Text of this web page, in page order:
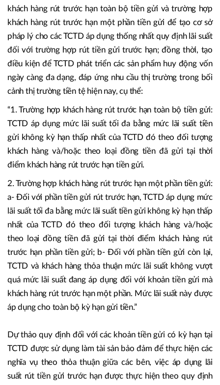
khách hàng rút trước hạn toàn bộ tiền gửi và trường hợp
khách hàng rút trước hạn một phần tiền gửi để tạo cơ sở
pháp lý cho các TCTD áp dụng thống nhất quy định lãi suất
đối với trường hợp rút tiền gửi trước hạn; đồng thời, tạo
điều kiện để TCTD phát triển các sản phẩm huy động vốn
ngày càng đa dạng, đáp ứng nhu cầu thị trường trong bối
cảnh thị trường tiền tệ hiện nay, cụ thể:
“1. Trường hợp khách hàng rút trước hạn toàn bộ tiền gửi:
TCTD áp dụng mức lãi suất tối đa bằng mức lãi suất tiền
gửi không kỳ hạn thấp nhất của TCTD đó theo đối tượng
khách hàng và/hoặc theo loại đồng tiền đã gửi tại thời
điểm khách hàng rút trước hạn tiền gửi.
2. Trường hợp khách hàng rút trước hạn một phần tiền gửi:
a- Đối với phần tiền gửi rút trước hạn, TCTD áp dụng mức
lãi suất tối đa bằng mức lãi suất tiền gửi không kỳ hạn thấp
nhất của TCTD đó theo đối tượng khách hàng và/hoặc
theo loại đồng tiền đã gửi tại thời điểm khách hàng rút
trước hạn phần tiền gửi; b- Đối với phần tiền gửi còn lại,
TCTD và khách hàng thỏa thuận mức lãi suất không vượt
quá mức lãi suất đang áp dụng đối với khoản tiền gửi mà
khách hàng rút trước hạn một phần. Mức lãi suất này được
áp dụng cho toàn bộ kỳ hạn gửi tiền.”
Dự thảo quy định đối với các khoản tiền gửi có kỳ hạn tại
TCTD được sử dụng làm tài sản bảo đảm để thực hiện các
nghĩa vụ theo thỏa thuận giữa các bên, việc áp dụng lãi
suất rút tiền gửi trước hạn được thực hiện theo quy định